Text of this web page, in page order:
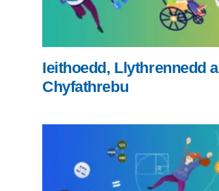
Ieithoedd, Llythrennedd a
Chyfathrebu